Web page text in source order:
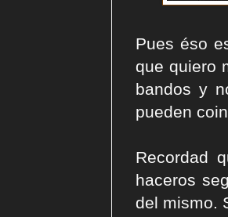
Pues éso
que quiero
bandos y
pueden
Recordad
haceros
del mismo.